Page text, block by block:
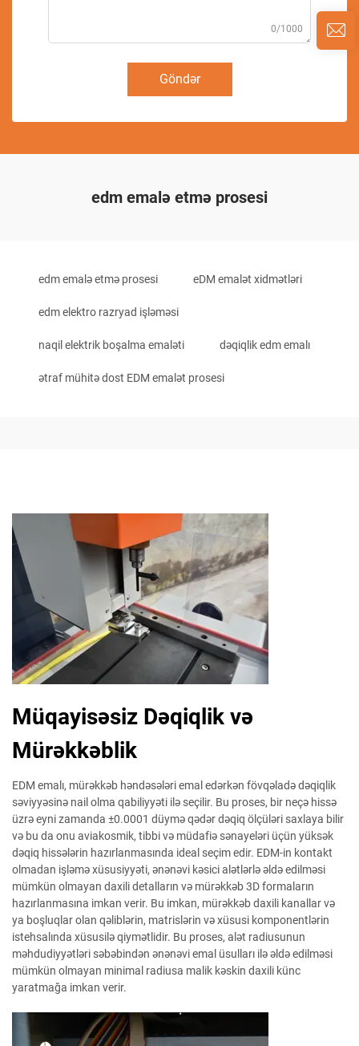
0/1000
Göndər
edm emalə etmə prosesi
edm emalə etmə prosesi eDM emalət xidmətləri
edm elektro razryad işləməsi
naqil elektrik boşalma emaləti dəqiqlik edm emalı
ətraf mühitə dost EDM emalət prosesi
Müqayisəsiz Dəqiqlik və
Mürəkkəblik
EDM emalı, mürəkkəb həndəsələri emal edərkən fövqəladə dəqiqlik
səviyyəsinə nail olma qabiliyyəti ilə seçilir. Bu proses, bir neçə hissə
üzrə eyni zamanda ±0.0001 düymə qədər dəqiq ölçüləri saxlaya bilir
və bu da onu aviakosmik, tibbi və müdafiə sənayeləri üçün yüksək
dəqiq hissələrin hazırlanmasında ideal seçim edir. EDM-in kontakt
olmadan işləmə xüsusiyyəti, ənənəvi kəsici alətlərlə əldə edilməsi
mümkün olmayan daxili detalların və mürəkkəb 3D formaların
hazırlanmasına imkan verir. Bu imkan, mürəkkəb daxili kanallar və
ya boşluqlar olan qəliblərin, matrislərin və xüsusi komponentlərin
istehsalında xüsusilə qiymətlidir. Bu proses, alət radiusunun
məhdudiyyətləri səbəbindən ənənəvi emal üsulları ilə əldə edilməsi
mümkün olmayan minimal radiusa malik kəskin daxili künc
yaratmağa imkan verir.